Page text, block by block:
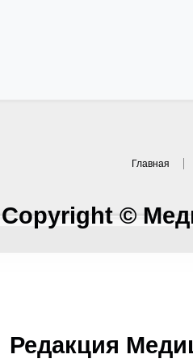
Главная
Copyright ©
Редакция